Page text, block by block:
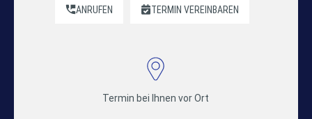
ANRUFEN TERMIN VEREINBAREN
Termin bei Ihnen vor Ort